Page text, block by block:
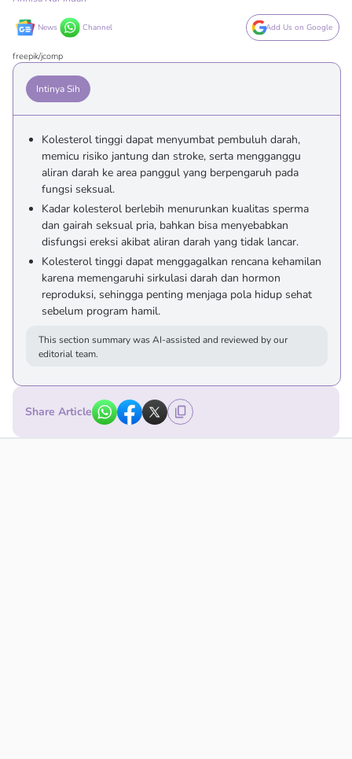
News Channel Add Us on Google
freepik/jcomp
Intinya Sih
Kolesterol tinggi dapat menyumbat pembuluh darah,
memicu risiko jantung dan stroke, serta mengganggu
aliran darah ke area panggul yang berpengaruh pada
fungsi seksual.
Kadar kolesterol berlebih menurunkan kualitas sperma
dan gairah seksual pria, bahkan bisa menyebabkan
disfungsi ereksi akibat aliran darah yang tidak lancar.
Kolesterol tinggi dapat menggagalkan rencana kehamilan
karena memengaruhi sirkulasi darah dan hormon
reproduksi, sehingga penting menjaga pola hidup sehat
sebelum program hamil.
This section summary was AI-assisted and reviewed by our
editorial team.
Share Article